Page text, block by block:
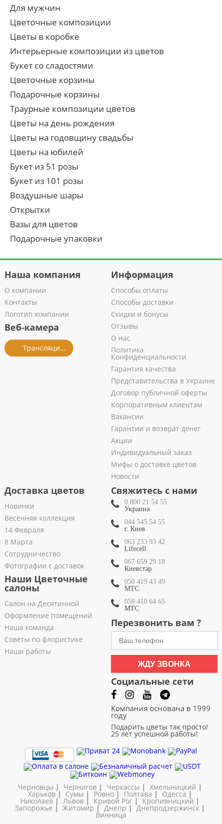
Для мужчин
Цветочные композиции
Цветы в коробке
Интерьерные композиции из цветов
Букет со сладостями
Цветочные корзины
Подарочные корзины
Траурные композиции цветов
Цветы на день рождения
Цветы на годовщину свадьбы
Цветы на юбилей
Букет из 51 розы
Букет из 101 розы
Воздушные шары
Открытки
Вазы для цветов
Подарочные упаковки
Наша компания
О компании
Контакты
Логотип компании
Веб-камера
Трансляция из салона
Информация
Способы оплаты
Способы доставки
Скидки и бонусы
Отзывы
О нас
Политика
Конфиденциальности
Гарантия качества
Представительства в Украине
Договор публичной оферты
Корпоративным клиентам
Вакансии
Гарантии и возврат денег
Акции
Индивидуальный заказ
Мифы о доставке цветов
Новости
Доставка цветов
Новинки
Весенняя коллекция
14 Февраля
8 Марта
Сотрудничество
Фотографии с доставок
Наши Цветочные
салоны
Салон на Десятинной
Оформление помещений
Наша команда
Советы по флористике
Наши работы
Свяжитесь с нами
0 800 21 54 55
Украина
044 545 54 55
г. Киев
063 233 93 42
Lifecell
067 659 29 18
Киевстар
050 419 43 49
МТС
050 410 64 65
МТС
Перезвонить вам ?
ЖДУ ЗВОНКА
Социальные сети
Компания основана в 1999
году
Подарить цветы так просто!
25 лет успешной работы!
Черновцы | Чернигов | Черкассы | Хмельницкий |
Харьков| Сумы | Ровно | Полтава | Одесса |
Николаев | Львов Кривой Рог | Кропивницкий |
Запорожье | Житомир | Днепр |Днепродзержинск |
Винница